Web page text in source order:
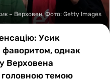
Казино
– Верховен. Фото: Getty Images
Усик
фаворитом, однак
Верховена
темою